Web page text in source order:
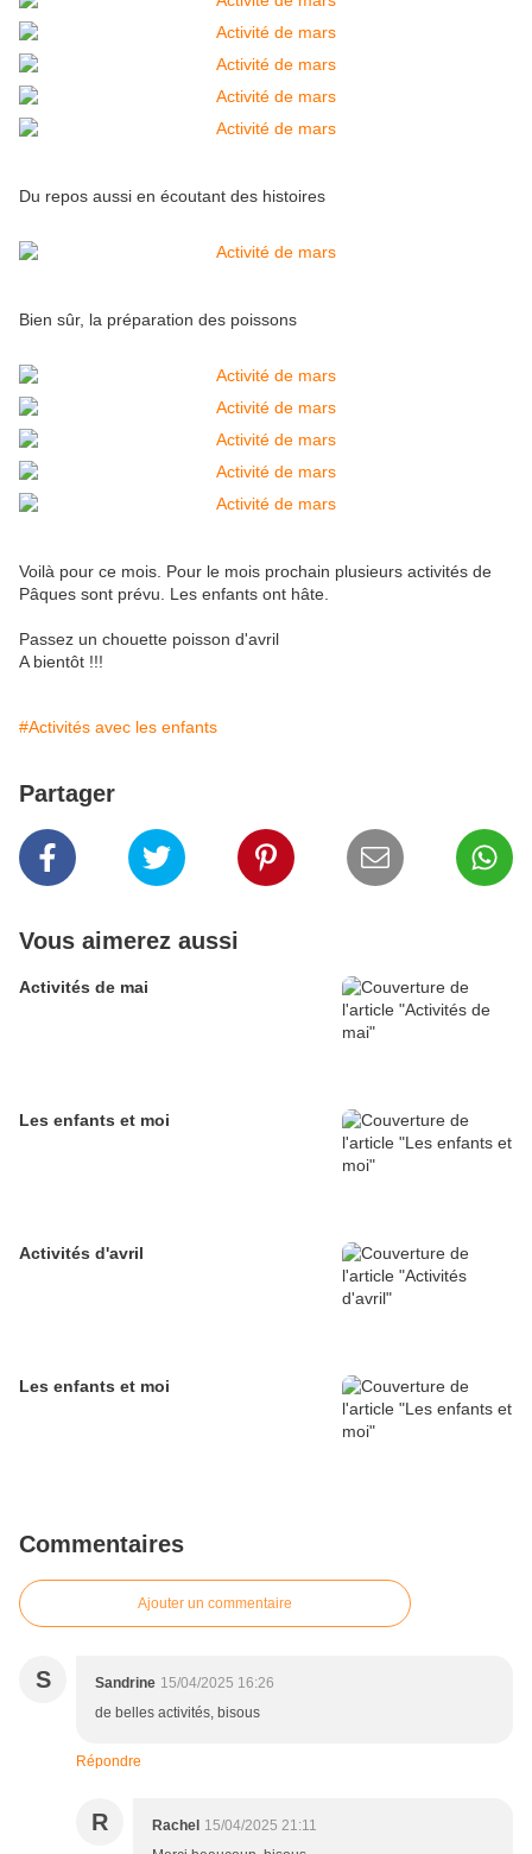
Du repos aussi en écoutant des histoires
Bien sûr, la préparation des poissons
Voilà pour ce mois. Pour le mois prochain plusieurs activités de
Pâques sont prévu. Les enfants ont hâte.
Passez un chouette poisson d'avril
A bientôt !!!
#Activités avec les enfants
Partager
Vous aimerez aussi
Activités de mai
Les enfants et moi
Activités d'avril
Les enfants et moi
Commentaires
Ajouter un commentaire
S Sandrine 15/04/2025 16:26
de belles activités, bisous
Répondre
R Rachel 15/04/2025 21:11